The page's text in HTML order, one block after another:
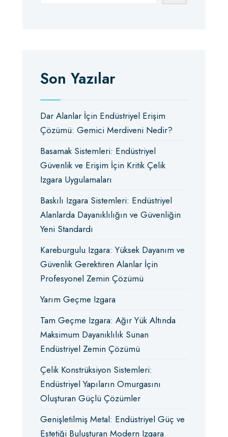
Son Yazılar
Dar Alanlar İçin Endüstriyel Erişim
Çözümü: Gemici Merdiveni Nedir?
Basamak Sistemleri: Endüstriyel
Güvenlik ve Erişim İçin Kritik Çelik
Izgara Uygulamaları
Baskılı Izgara Sistemleri: Endüstriyel
Alanlarda Dayanıklılığın ve Güvenliğin
Yeni Standardı
Kareburgulu Izgara: Yüksek Dayanım ve
Güvenlik Gerektiren Alanlar İçin
Profesyonel Zemin Çözümü
Yarım Geçme Izgara
Tam Geçme Izgara: Ağır Yük Altında
Maksimum Dayanıklılık Sunan
Endüstriyel Zemin Çözümü
Çelik Konstrüksiyon Sistemleri:
Endüstriyel Yapıların Omurgasını
Oluşturan Güçlü Çözümler
Genişletilmiş Metal: Endüstriyel Güç ve
Estetiği Buluşturan Modern Izgara